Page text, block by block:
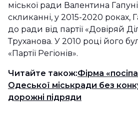
міської ради Валентина
скликанні, у 2015-2020 роках,
до ради від партії «Довіряй
Труханова. У 2010 році його
«Партії Регіонів».
Читайте також:Фірма
Одеської міськради без
дорожні підряди